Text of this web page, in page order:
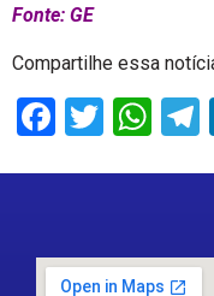
Fonte: GE
Compartilhe essa
Facebook